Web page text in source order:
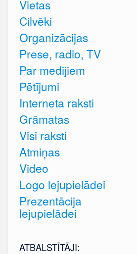
Vietas
Cilvēki
Organizācijas
Prese, radio, TV
Par medijiem
Pētījumi
Interneta raksti
Grāmatas
Visi raksti
Atmiņas
Video
Logo lejupielādei
Prezentācija
lejupielādei
ATBALSTĪTĀJI: